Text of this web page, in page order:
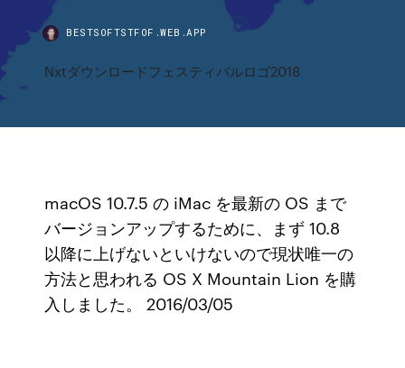
BESTSOFTSTFOF.WEB.APP
Nxtダウンロードフェスティバルロゴ2018
macOS 10.7.5 の iMac を最新の OS まで
バージョンアップするために、まず 10.8
以降に上げないといけないので現状唯一の
方法と思われる OS X Mountain Lion を購
入しました。 2016/03/05